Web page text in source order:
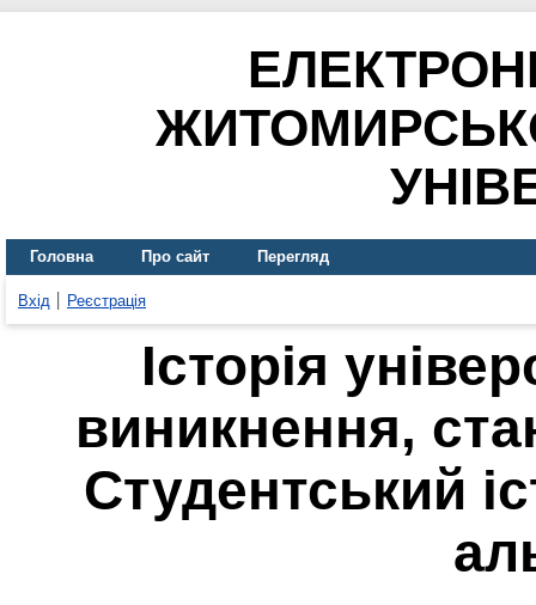
Головна Про сайт Перегляд
Вхід Реєстрація
Історія
виникнення,
Студентський